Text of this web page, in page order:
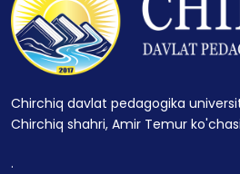
Chirchiq davlat pedagogika
Chirchiq shahri, Amir Temur
.